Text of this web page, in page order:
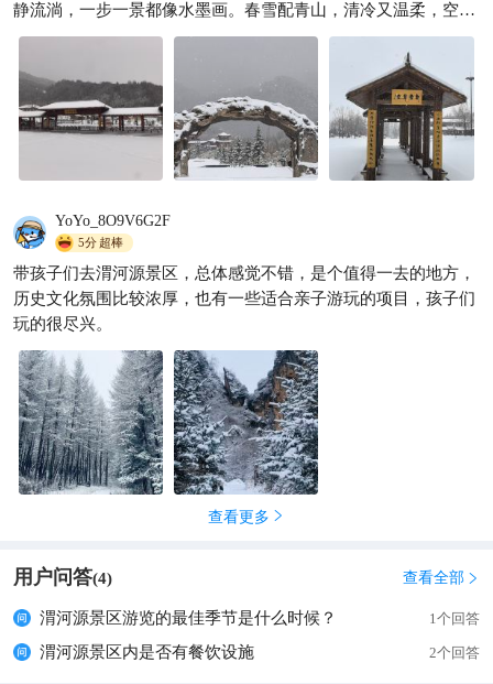
静流淌，一步一景都像水墨画。春雪配青山，清冷又温柔，空气
清新、人少景美，随手一拍都是大片，来一次就被深深治愈，性
价比远超预期！冬春季的门票也很合理，只需19.9即可一票畅
玩。
YoYo_8O9V6G2F
5分超棒
带孩子们去渭河源景区，总体感觉不错，是个值得一去的地方，
历史文化氛围比较浓厚，也有一些适合亲子游玩的项目，孩子们
玩的很尽兴。
查看更多 
用户问答(4) 查看全部 
渭河源景区游览的最佳季节是什么时候？ 1个回答
渭河源景区内是否有餐饮设施 2个回答